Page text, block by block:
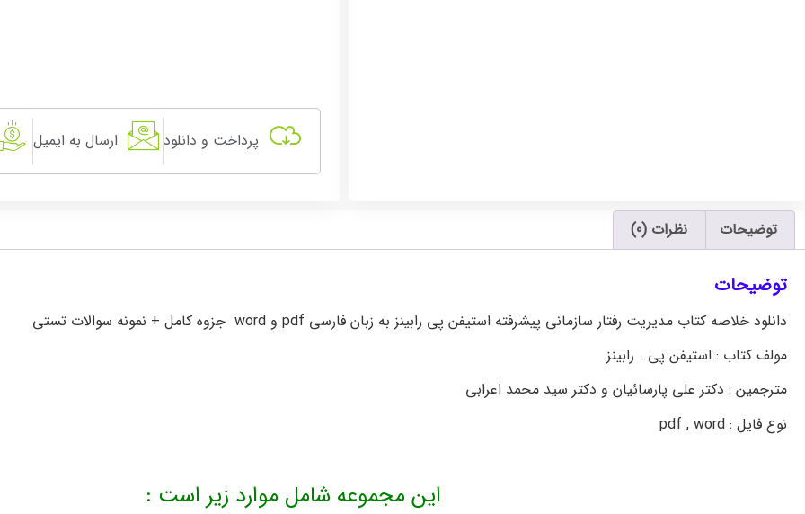
پرداخت و دانلود ارسال به ایمیل
توضیحات نظرات (0)
توضیحات
دانلود خلاصه کتاب مدیریت رفتار سازمانی پیشرفته استیفن پی رابینز به زبان فارسی pdf و word جزوه کامل + نمونه سوالات تستی
مولف كتاب : استيفن پي . رابينز
مترجمين : دكتر علي پارسائيان و دكتر سيد محمد اعرابی
نوع فایل : pdf , word
این مجموعه شامل موارد زیر است :